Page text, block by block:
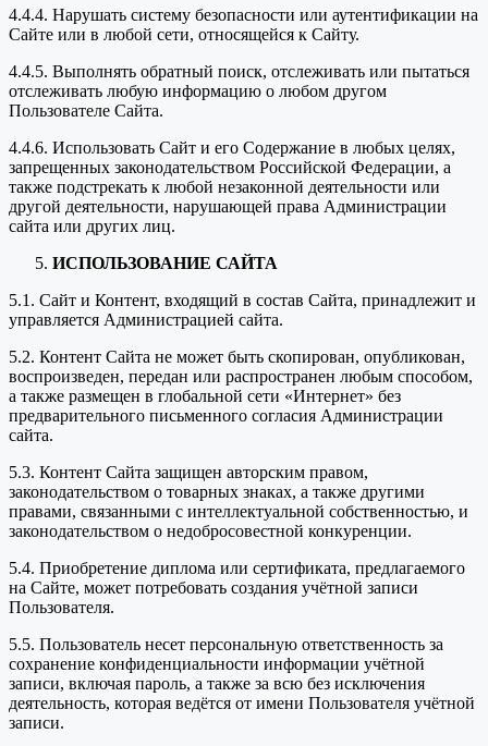
4.4.4. Нарушать систему безопасности или аутентификации на
Сайте или в любой сети, относящейся к Сайту.
4.4.5. Выполнять обратный поиск, отслеживать или пытаться
отслеживать любую информацию о любом другом
Пользователе Сайта.
4.4.6. Использовать Сайт и его Содержание в любых целях,
запрещенных законодательством Российской Федерации, а
также подстрекать к любой незаконной деятельности или
другой деятельности, нарушающей права Администрации
сайта или других лиц.
ИСПОЛЬЗОВАНИЕ САЙТА
5.1. Сайт и Контент, входящий в состав Сайта, принадлежит и
управляется Администрацией сайта.
5.2. Контент Сайта не может быть скопирован, опубликован,
воспроизведен, передан или распространен любым способом,
а также размещен в глобальной сети «Интернет» без
предварительного письменного согласия Администрации
сайта.
5.3. Контент Сайта защищен авторским правом,
законодательством о товарных знаках, а также другими
правами, связанными с интеллектуальной собственностью, и
законодательством о недобросовестной конкуренции.
5.4. Приобретение диплома или сертификата, предлагаемого
на Сайте, может потребовать создания учётной записи
Пользователя.
5.5. Пользователь несет персональную ответственность за
сохранение конфиденциальности информации учётной
записи, включая пароль, а также за всю без исключения
деятельность, которая ведётся от имени Пользователя учётной
записи.